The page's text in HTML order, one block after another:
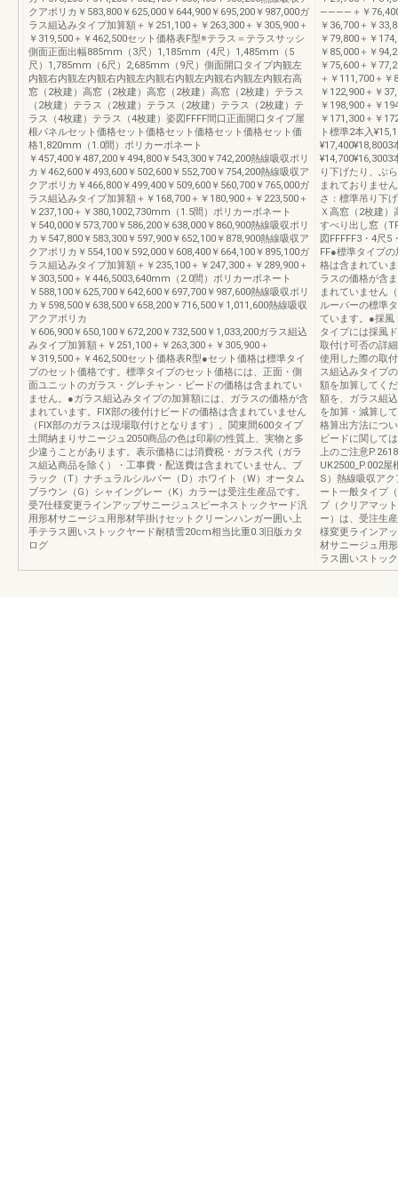
クアポリカ￥583,800￥625,000￥644,900￥695,200￥987,000ガ
ラス組込みタイプ加算額＋￥251,100＋￥263,300＋￥305,900＋
￥319,500＋￥462,500セット価格表F型※テラス＝テラスサッシ
側面正面出幅885mm（3尺）1,185mm（4尺）1,485mm（5
尺）1,785mm（6尺）2,685mm（9尺）側面開口タイプ内観左
内観右内観左内観右内観左内観右内観左内観右内観左内観右高
窓（2枚建）高窓（2枚建）高窓（2枚建）高窓（2枚建）テラス
（2枚建）テラス（2枚建）テラス（2枚建）テラス（2枚建）テ
ラス（4枚建）テラス（4枚建）姿図FFFF間口正面開口タイプ屋
根パネルセット価格セット価格セット価格セット価格セット価
格1,820mm（1.0間）ポリカーボネート
￥457,400￥487,200￥494,800￥543,300￥742,200熱線吸収ポリ
カ￥462,600￥493,600￥502,600￥552,700￥754,200熱線吸収ア
クアポリカ￥466,800￥499,400￥509,600￥560,700￥765,000ガ
ラス組込みタイプ加算額＋￥168,700＋￥180,900＋￥223,500＋
￥237,100＋￥380,1002,730mm（1.5間）ポリカーボネート
￥540,000￥573,700￥586,200￥638,000￥860,900熱線吸収ポリ
カ￥547,800￥583,300￥597,900￥652,100￥878,900熱線吸収ア
クアポリカ￥554,100￥592,000￥608,400￥664,100￥895,100ガ
ラス組込みタイプ加算額＋￥235,100＋￥247,300＋￥289,900＋
￥303,500＋￥446,5003,640mm（2.0間）ポリカーボネート
￥588,100￥625,700￥642,600￥697,700￥987,600熱線吸収ポリ
カ￥598,500￥638,500￥658,200￥716,500￥1,011,600熱線吸収
アクアポリカ
￥606,900￥650,100￥672,200￥732,500￥1,033,200ガラス組込
みタイプ加算額＋￥251,100＋￥263,300＋￥305,900＋
￥319,500＋￥462,500セット価格表R型●セット価格は標準タイ
プのセット価格です。標準タイプのセット価格には、正面・側
面ユニットのガラス・グレチャン・ビードの価格は含まれてい
ません。●ガラス組込みタイプの加算額には、ガラスの価格が含
まれています。FIX部の後付けビードの価格は含まれていません
（FIX部のガラスは現場取付けとなります）。関東間600タイプ
土間納まりサニージュ2050商品の色は印刷の性質上、実物と多
少違うことがあります。表示価格には消費税・ガラス代（ガラ
ス組込商品を除く）・工事費・配送費は含まれていません。ブ
ラック（T）ナチュラルシルバー（D）ホワイト（W）オータム
ブラウン（G）シャイングレー（K）カラーは受注生産品です。
受7仕様変更ラインアップサニージュスピーネストックヤード汎
用形材サニージュ用形材竿掛けセットクリーンハンガー囲い上
手テラス囲いストックヤード耐積雪20cm相当比重0.3旧版カタ
ログ
――――＋￥
￥36,700＋￥
￥79,800＋￥
￥85,000＋￥
￥75,600＋￥
＋￥111,700＋￥
￥122,900＋￥
￥198,900＋￥
￥171,300＋￥
ト標準2本入
¥17,400¥18,8003
¥14,700¥16,3003
り下げたり、ぶ
まれておりませ
さ：標準吊り下
Ｘ高窓（2枚建
すべり出し窓（
図FFFFF3・4尺
FF●標準タイプ
格は含まれてい
ラスの価格が含
まれていません
ルーバーの標準
ています。●採風
タイプには採風
取付け可否の詳
使用した際の取
ス組込みタイプ
額を加算してく
額を、ガラス組
を加算・減算し
格算出方法につ
ビードに関して
上のご注意
UK2500_P.002
S）熱線吸収ア
ート一般タイプ
プ（クリアマッ
ー）は、受注生
様変更ラインア
材サニージュ用
ラス囲いストッ